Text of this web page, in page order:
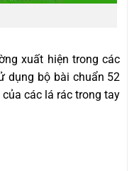
xuất hiện trong các
dụng bộ bài chuẩn 52
các lá rác trong tay